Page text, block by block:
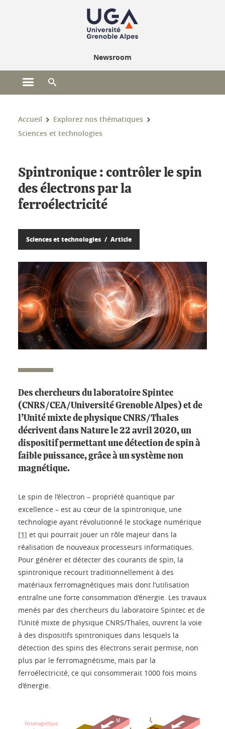
Newsroom
Ouvrir le menu principal
Vous êtes ici :
Accueil
Explorez nos thématiques
Sciences et technologies
Spintronique : contrôler le spin
des électrons par la
ferroélectricité
Sciences et technologies Article
Des chercheurs du laboratoire Spintec
(CNRS/CEA/Université Grenoble Alpes) et de
l’Unité mixte de physique CNRS/Thales
décrivent dans Nature le 22 avril 2020, un
dispositif permettant une détection de spin à
faible puissance, grâce à un système non
magnétique.
Le spin de l’électron – propriété quantique par
excellence – est au cœur de la spintronique, une
technologie ayant révolutionné le stockage numérique
[1] et qui pourrait jouer un rôle majeur dans la
réalisation de nouveaux processeurs informatiques.
Pour générer et détecter des courants de spin, la
spintronique recourt traditionnellement à des
matériaux ferromagnétiques mais dont l’utilisation
entraîne une forte consommation d’énergie. Les travaux
menés par des chercheurs du laboratoire Spintec et de
l’Unité mixte de physique CNRS/Thales, ouvrent la voie
à des dispositifs spintroniques dans lesquels la
détection des spins des électrons serait permise, non
plus par le ferromagnétisme, mais par la
ferroélectricité, ce qui consommerait 1000 fois moins
d’énergie.